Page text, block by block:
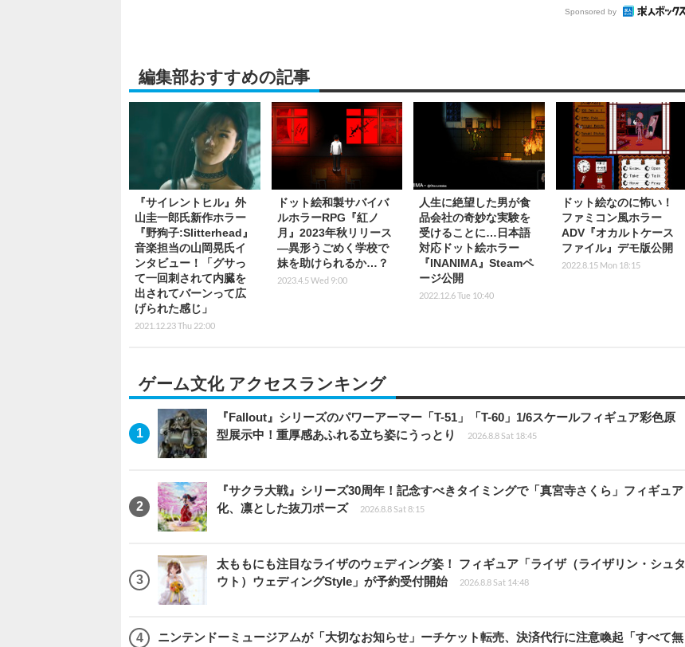
Sponsored by
編集部おすすめの記事
『サイレントヒル』外
山圭一郎氏新作ホラー
『野狗子:Slitterhead』
音楽担当の山岡晃氏イ
ンタビュー！「グサっ
て一回刺されて内臓を
出されてバーンって広
げられた感じ」
2021.12.23 Thu 22:00
ドット絵和製サバイバ
ルホラーRPG『紅ノ
月』2023年秋リリース
―異形うごめく学校で
妹を助けられるか…？
2023.4.5 Wed 9:00
人生に絶望した男が食
品会社の奇妙な実験を
受けることに…日本語
対応ドット絵ホラー
『INANIMA』Steamペ
ージ公開
2022.12.6 Tue 10:40
ドット絵なのに怖い！
ファミコン風ホラー
ADV『オカルトケース
ファイル』デモ版公開
2022.8.15 Mon 18:15
ゲーム文化 アクセスランキング
『Fallout』シリーズのパワーアーマー「T-51」「T-60」1/6スケールフィギュア彩色原
型展示中！重厚感あふれる立ち姿にうっとり
2026.8.8 Sat 18:45
『サクラ大戦』シリーズ30周年！記念すべきタイミングで「真宮寺さくら」フィギュア
化、凛とした抜刀ポーズ
2026.8.8 Sat 8:15
太ももにも注目なライザのウェディング姿！ フィギュア「ライザ（ライザリン・シュタ
ウト）ウェディングStyle」が予約受付開始
2026.8.8 Sat 14:48
ニンテンドーミュージアムが「大切なお知らせ」ーチケット転売、決済代行に注意喚起「すべて無